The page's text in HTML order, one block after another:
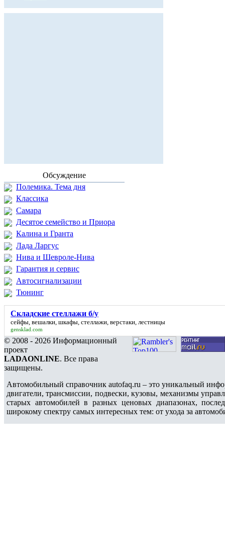
Обсуждение
Полемика. Тема дня
Классика
Самара
Десятое семейство и Приора
Калина и Гранта
Лада Ларгус
Нива и Шевроле-Нива
Гарантия и сервис
Автосигнализации
Тюнинг
Складские стеллажи б/у
сейфы, вешалки, шкафы, стеллажи, верстаки, лестницы
gensklad.com
© 2008 - 2026 Информационный
проект
LADAONLINE. Все права
защищены.
Автомобильный справочник autofaq.ru – это уникальный
двигатели, трансмиссии, подвески, кузовы, механизмы
старых автомобилей в разных ценовых диапазонах,
широкому спектру самых интересных тем: от ухода за